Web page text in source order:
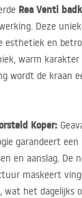
Rea Venti
Deze
esthetiek en
warm karakter
wordt de kraan
Koper:
garandeert
en aanslag. De
maskeert
het dagelijks